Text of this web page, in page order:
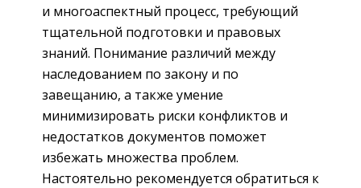
и многоаспектный процесс, требующий
тщательной подготовки и правовых
знаний. Понимание различий между
наследованием по закону и по
завещанию, а также умение
минимизировать риски конфликтов и
недостатков документов поможет
избежать множества проблем.
Настоятельно рекомендуется обратиться к